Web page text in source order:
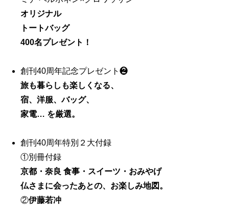
オリジナル
トートバッグ
400名プレゼント！
創刊40周年記念プレゼント❷
旅も暮らしも楽しくなる、
宿、洋服、バッグ、
家電… を厳選。
創刊40周年特別２大付録
①別冊付録
京都・奈良 食事・スイーツ・おみやげ
仏さまに会ったあとの、お楽しみ地図。
②伊藤若冲